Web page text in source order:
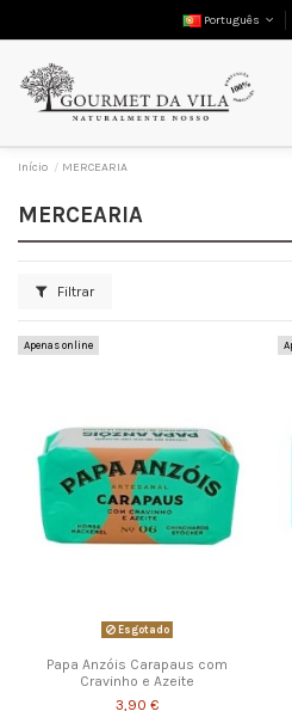
Português
Início MERCEARIA
MERCEARIA
Filtrar
Apenas online
Esgotado
Papa Anzóis Carapaus com
Cravinho e Azeite
3,90 €